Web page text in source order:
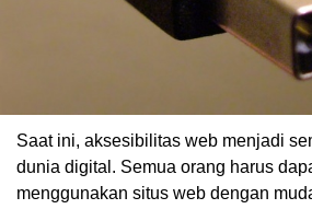
Saat ini, aksesibilitas web menjadi
dunia digital. Semua orang harus
menggunakan situs web dengan